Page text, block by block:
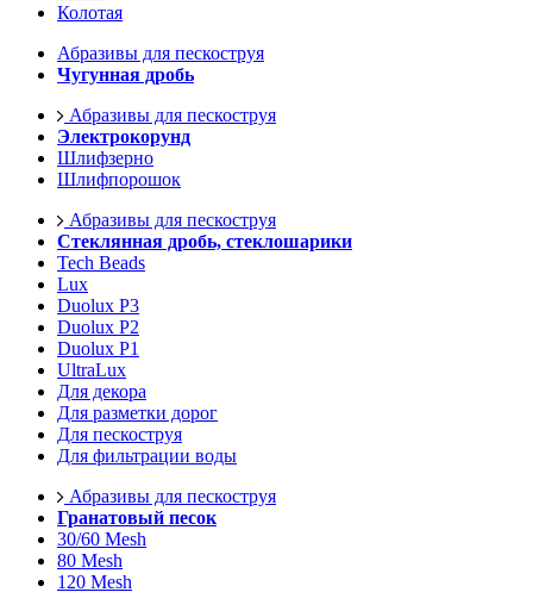
Колотая
Абразивы для пескоструя
Чугунная дробь
Абразивы для пескоструя
Электрокорунд
Шлифзерно
Шлифпорошок
Абразивы для пескоструя
Стеклянная дробь, стеклошарики
Tech Beads
Lux
Duolux P3
Duolux P2
Duolux P1
UltraLux
Для декора
Для разметки дорог
Для пескоструя
Для фильтрации воды
Абразивы для пескоструя
Гранатовый песок
30/60 Mesh
80 Mesh
120 Mesh